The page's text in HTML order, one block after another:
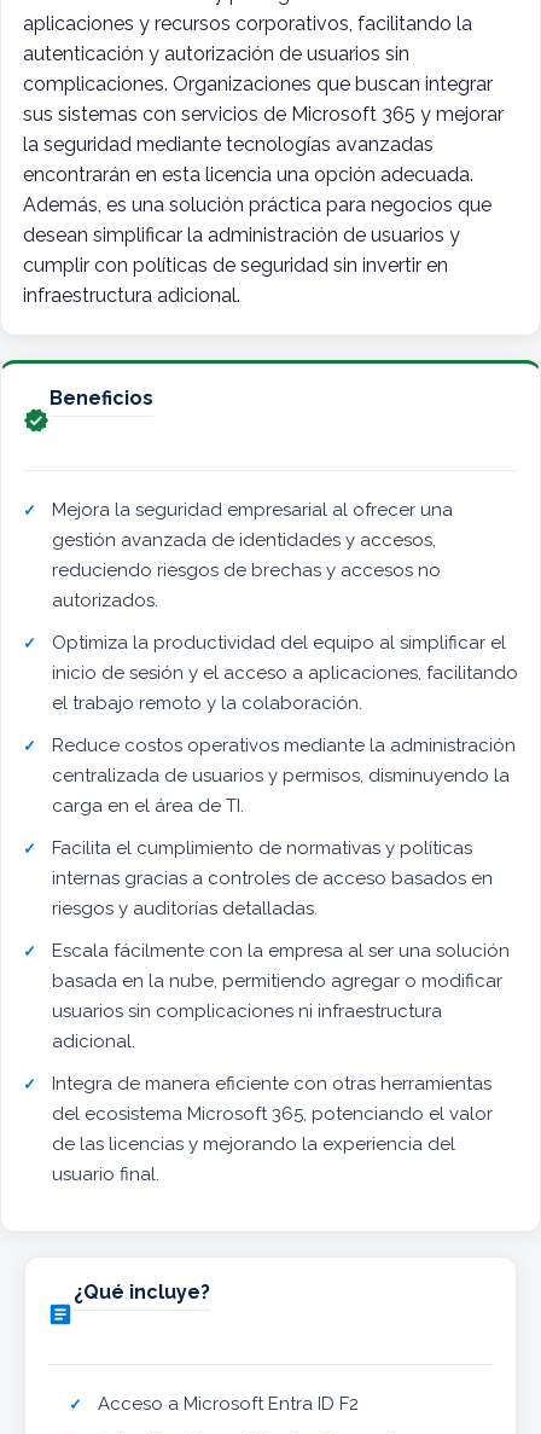
aplicaciones y recursos corporativos, facilitando la
autenticación y autorización de usuarios sin
complicaciones. Organizaciones que buscan integrar
sus sistemas con servicios de Microsoft 365 y mejorar
la seguridad mediante tecnologías avanzadas
encontrarán en esta licencia una opción adecuada.
Además, es una solución práctica para negocios que
desean simplificar la administración de usuarios y
cumplir con políticas de seguridad sin invertir en
infraestructura adicional.

Beneficios
Mejora la seguridad empresarial al ofrecer una
gestión avanzada de identidades y accesos,
reduciendo riesgos de brechas y accesos no
autorizados.
Optimiza la productividad del equipo al simplificar el
inicio de sesión y el acceso a aplicaciones, facilitando
el trabajo remoto y la colaboración.
Reduce costos operativos mediante la administración
centralizada de usuarios y permisos, disminuyendo la
carga en el área de TI.
Facilita el cumplimiento de normativas y políticas
internas gracias a controles de acceso basados en
riesgos y auditorías detalladas.
Escala fácilmente con la empresa al ser una solución
basada en la nube, permitiendo agregar o modificar
usuarios sin complicaciones ni infraestructura
adicional.
Integra de manera eficiente con otras herramientas
del ecosistema Microsoft 365, potenciando el valor
de las licencias y mejorando la experiencia del
usuario final.

¿Qué incluye?
Acceso a Microsoft Entra ID F2